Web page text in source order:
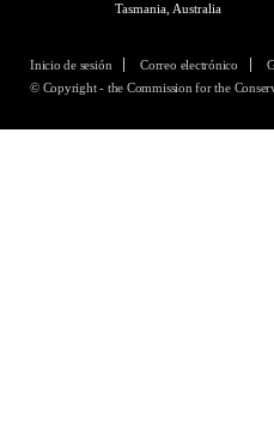
Tasmania, Australia
Inicio de sesión Correo electrónico
© Copyright - the Commission for the